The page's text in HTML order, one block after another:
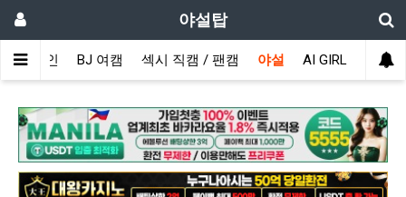
야설탑
메인 BJ 여캠 섹시 직캠 / 팬캠 야설 AI GIRL